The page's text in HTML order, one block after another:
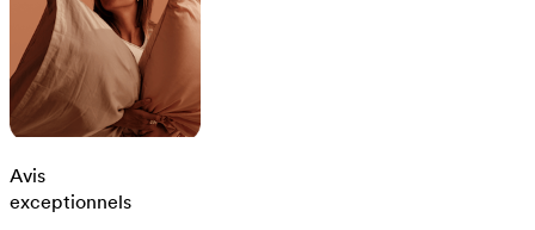
Avis
exceptionnels